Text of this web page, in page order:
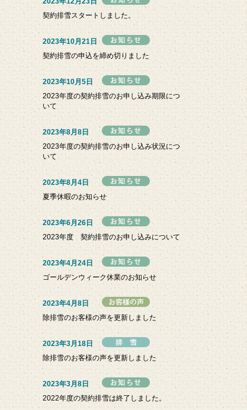
契約排雪スタートしました。
2023年10月21日
契約排雪の申込を締め切りました
2023年10月5日
2023年度の契約排雪のお申し込み期限につ
いて
2023年8月8日
2023年度の契約排雪のお申し込み状況につ
いて
2023年8月4日
夏季休暇のお知らせ
2023年6月26日
2023年度 契約排雪のお申し込みについて
2023年4月24日
ゴールデンウィーク休業のお知らせ
2023年4月8日
除排雪のお客様の声を更新しました
2023年3月18日
除排雪のお客様の声を更新しました
2023年3月8日
2022年度の契約排雪は終了しました。